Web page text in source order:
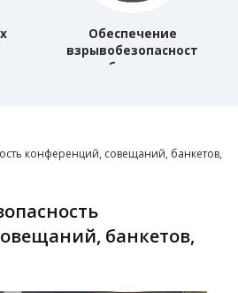
Обеспечение
взрывобезопасности
объектов
конференций, совещаний, банкетов,
банкетов,